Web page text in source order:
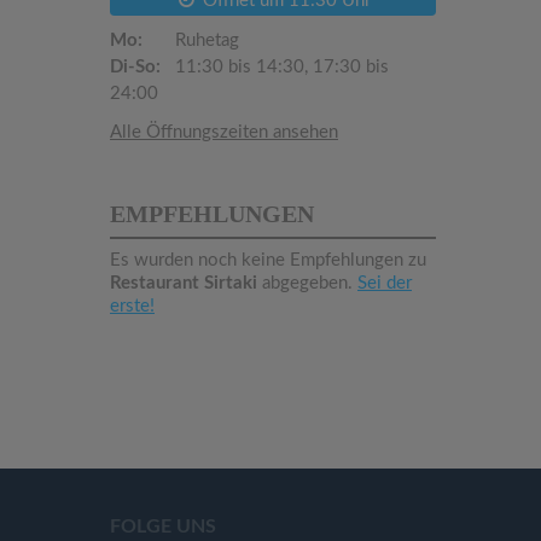
Mo:
Ruhetag
Di-So:
11:30 bis 14:30, 17:30 bis
24:00
Alle Öffnungszeiten ansehen
EMPFEHLUNGEN
Es wurden noch keine Empfehlungen zu
Restaurant Sirtaki abgegeben. Sei der
erste!
FOLGE UNS